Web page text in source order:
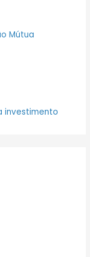
Mútua
investimento